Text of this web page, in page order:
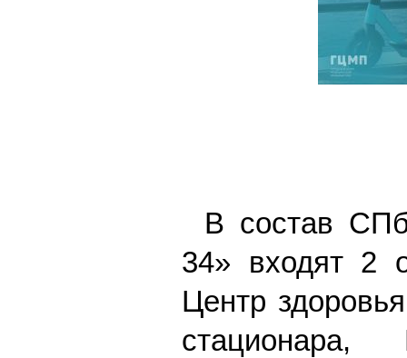
В состав
34» входят 2
Центр
стационара,